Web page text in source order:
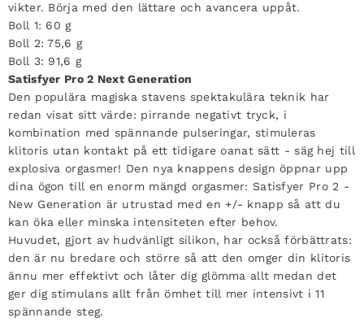
vikter. Börja med den lättare och avancera uppåt.
Boll 1: 60 g
Boll 2: 75,6 g
Boll 3: 91,6 g
Satisfyer Pro 2 Next Generation
Den populära magiska stavens spektakulära teknik har
redan visat sitt värde: pirrande negativt tryck, i
kombination med spännande pulseringar, stimuleras
klitoris utan kontakt på ett tidigare oanat sätt - säg hej till
explosiva orgasmer! Den nya knappens design öppnar upp
dina ögon till en enorm mängd orgasmer: Satisfyer Pro 2 -
New Generation är utrustad med en +/- knapp så att du
kan öka eller minska intensiteten efter behov.
Huvudet, gjort av hudvänligt silikon, har också förbättrats:
den är nu bredare och större så att den omger din klitoris
ännu mer effektivt och låter dig glömma allt medan det
ger dig stimulans allt från ömhet till mer intensivt i 11
spännande steg.